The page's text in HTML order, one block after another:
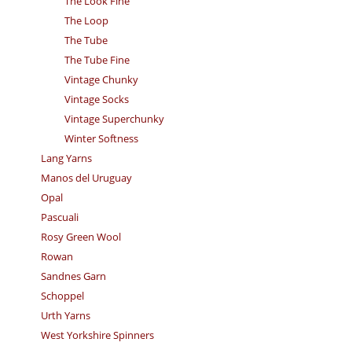
The Loop
The Tube
The Tube Fine
Vintage Chunky
Vintage Socks
Vintage Superchunky
Winter Softness
Lang Yarns
Manos del Uruguay
Opal
Pascuali
Rosy Green Wool
Rowan
Sandnes Garn
Schoppel
Urth Yarns
West Yorkshire Spinners